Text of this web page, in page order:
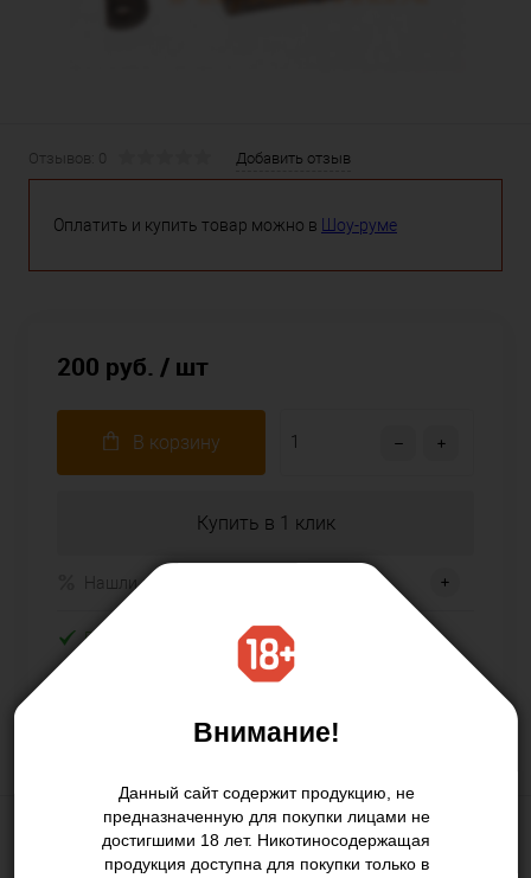
Отзывов: 0 Добавить отзыв
Оплатить и купить товар можно в Шоу-руме
200 руб. / шт
В корзину
Купить в 1 клик
Нашли дешевле
В наличии
Внимание!
Данный сайт содержит продукцию, не
предназначенную для покупки лицами не
достигшими 18 лет. Никотиносодержащая
продукция доступна для покупки только в